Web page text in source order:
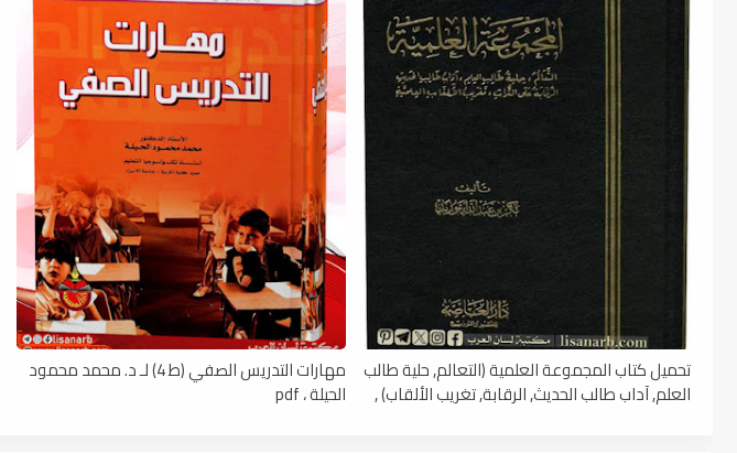
تحميل كتاب المجموعة العلمية (التعالم, حلية طالب
العلم, آداب طالب الحديث, الرقابة, تغريب الألقاب) ,
مهارات التدريس الصفي (ط 4) لـ د. محمد محمود
الحيلة ، pdf